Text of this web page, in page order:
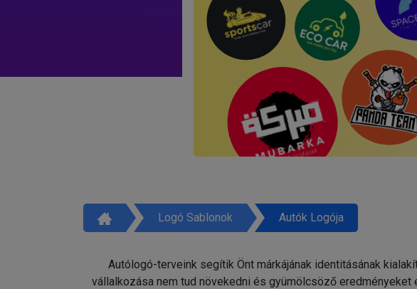
Logó Sablonok Autók Logója
Autólogó-terveink segítik Önt márkájának identitásának
vállalkozása nem tud növekedni és gyümölcsöző